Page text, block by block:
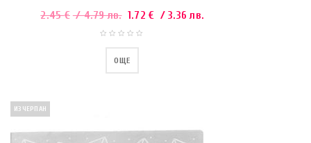
2.45€ / 4.79 лв. 1.72€ / 3.36 лв.
ОЩЕ
ИЗЧЕРПАН